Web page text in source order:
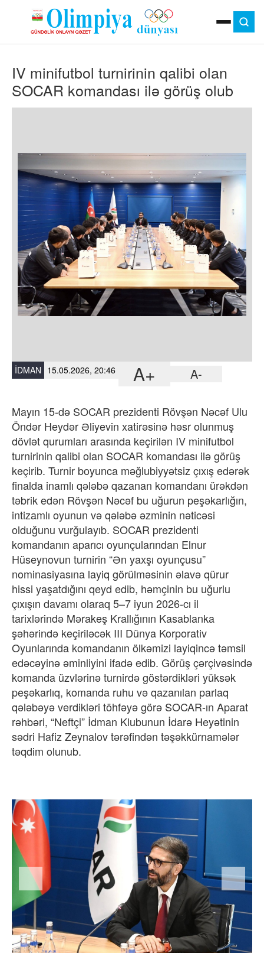
MOK
OLIMPIYA OYUNLARI
ÇAP VERSIYASI
TV
MÜSAHIBƏ
FOTO
VIDEO
DIGƏR
IV minifutbol turnirinin qalibi olan
SOCAR komandası ilə görüş olub
İDMAN 15.05.2026, 20:46 A+ A-
Mayın 15-də SOCAR prezidenti Rövşən Nəcəf Ulu
Öndər Heydər Əliyevin xatirəsinə həsr olunmuş
dövlət qurumları arasında keçirilən IV minifutbol
turnirinin qalibi olan SOCAR komandası ilə görüş
keçirib. Turnir boyunca məğlubiyyətsiz çıxış edərək
finalda inamlı qələbə qazanan komandanı ürəkdən
təbrik edən Rövşən Nəcəf bu uğurun peşəkarlığın,
intizamlı oyunun və qələbə əzminin nəticəsi
olduğunu vurğulayıb. SOCAR prezidenti
komandanın aparıcı oyunçularından Elnur
Hüseynovun turnirin “Ən yaxşı oyunçusu”
nominasiyasına layiq görülməsinin əlavə qürur
hissi yaşatdığını qeyd edib, həmçinin bu uğurlu
çıxışın davamı olaraq 5–7 iyun 2026-cı il
tarixlərində Mərakeş Krallığının Kasablanka
şəhərində keçiriləcək III Dünya Korporativ
Oyunlarında komandanın ölkəmizi layiqincə təmsil
edəcəyinə əminliyini ifadə edib. Görüş çərçivəsində
komanda üzvlərinə turnirdə göstərdikləri yüksək
peşəkarlıq, komanda ruhu və qazanılan parlaq
qələbəyə verdikləri töhfəyə görə SOCAR-ın Aparat
rəhbəri, “Neftçi” İdman Klubunun İdarə Heyətinin
sədri Hafiz Zeynalov tərəfindən təşəkkürnamələr
təqdim olunub.